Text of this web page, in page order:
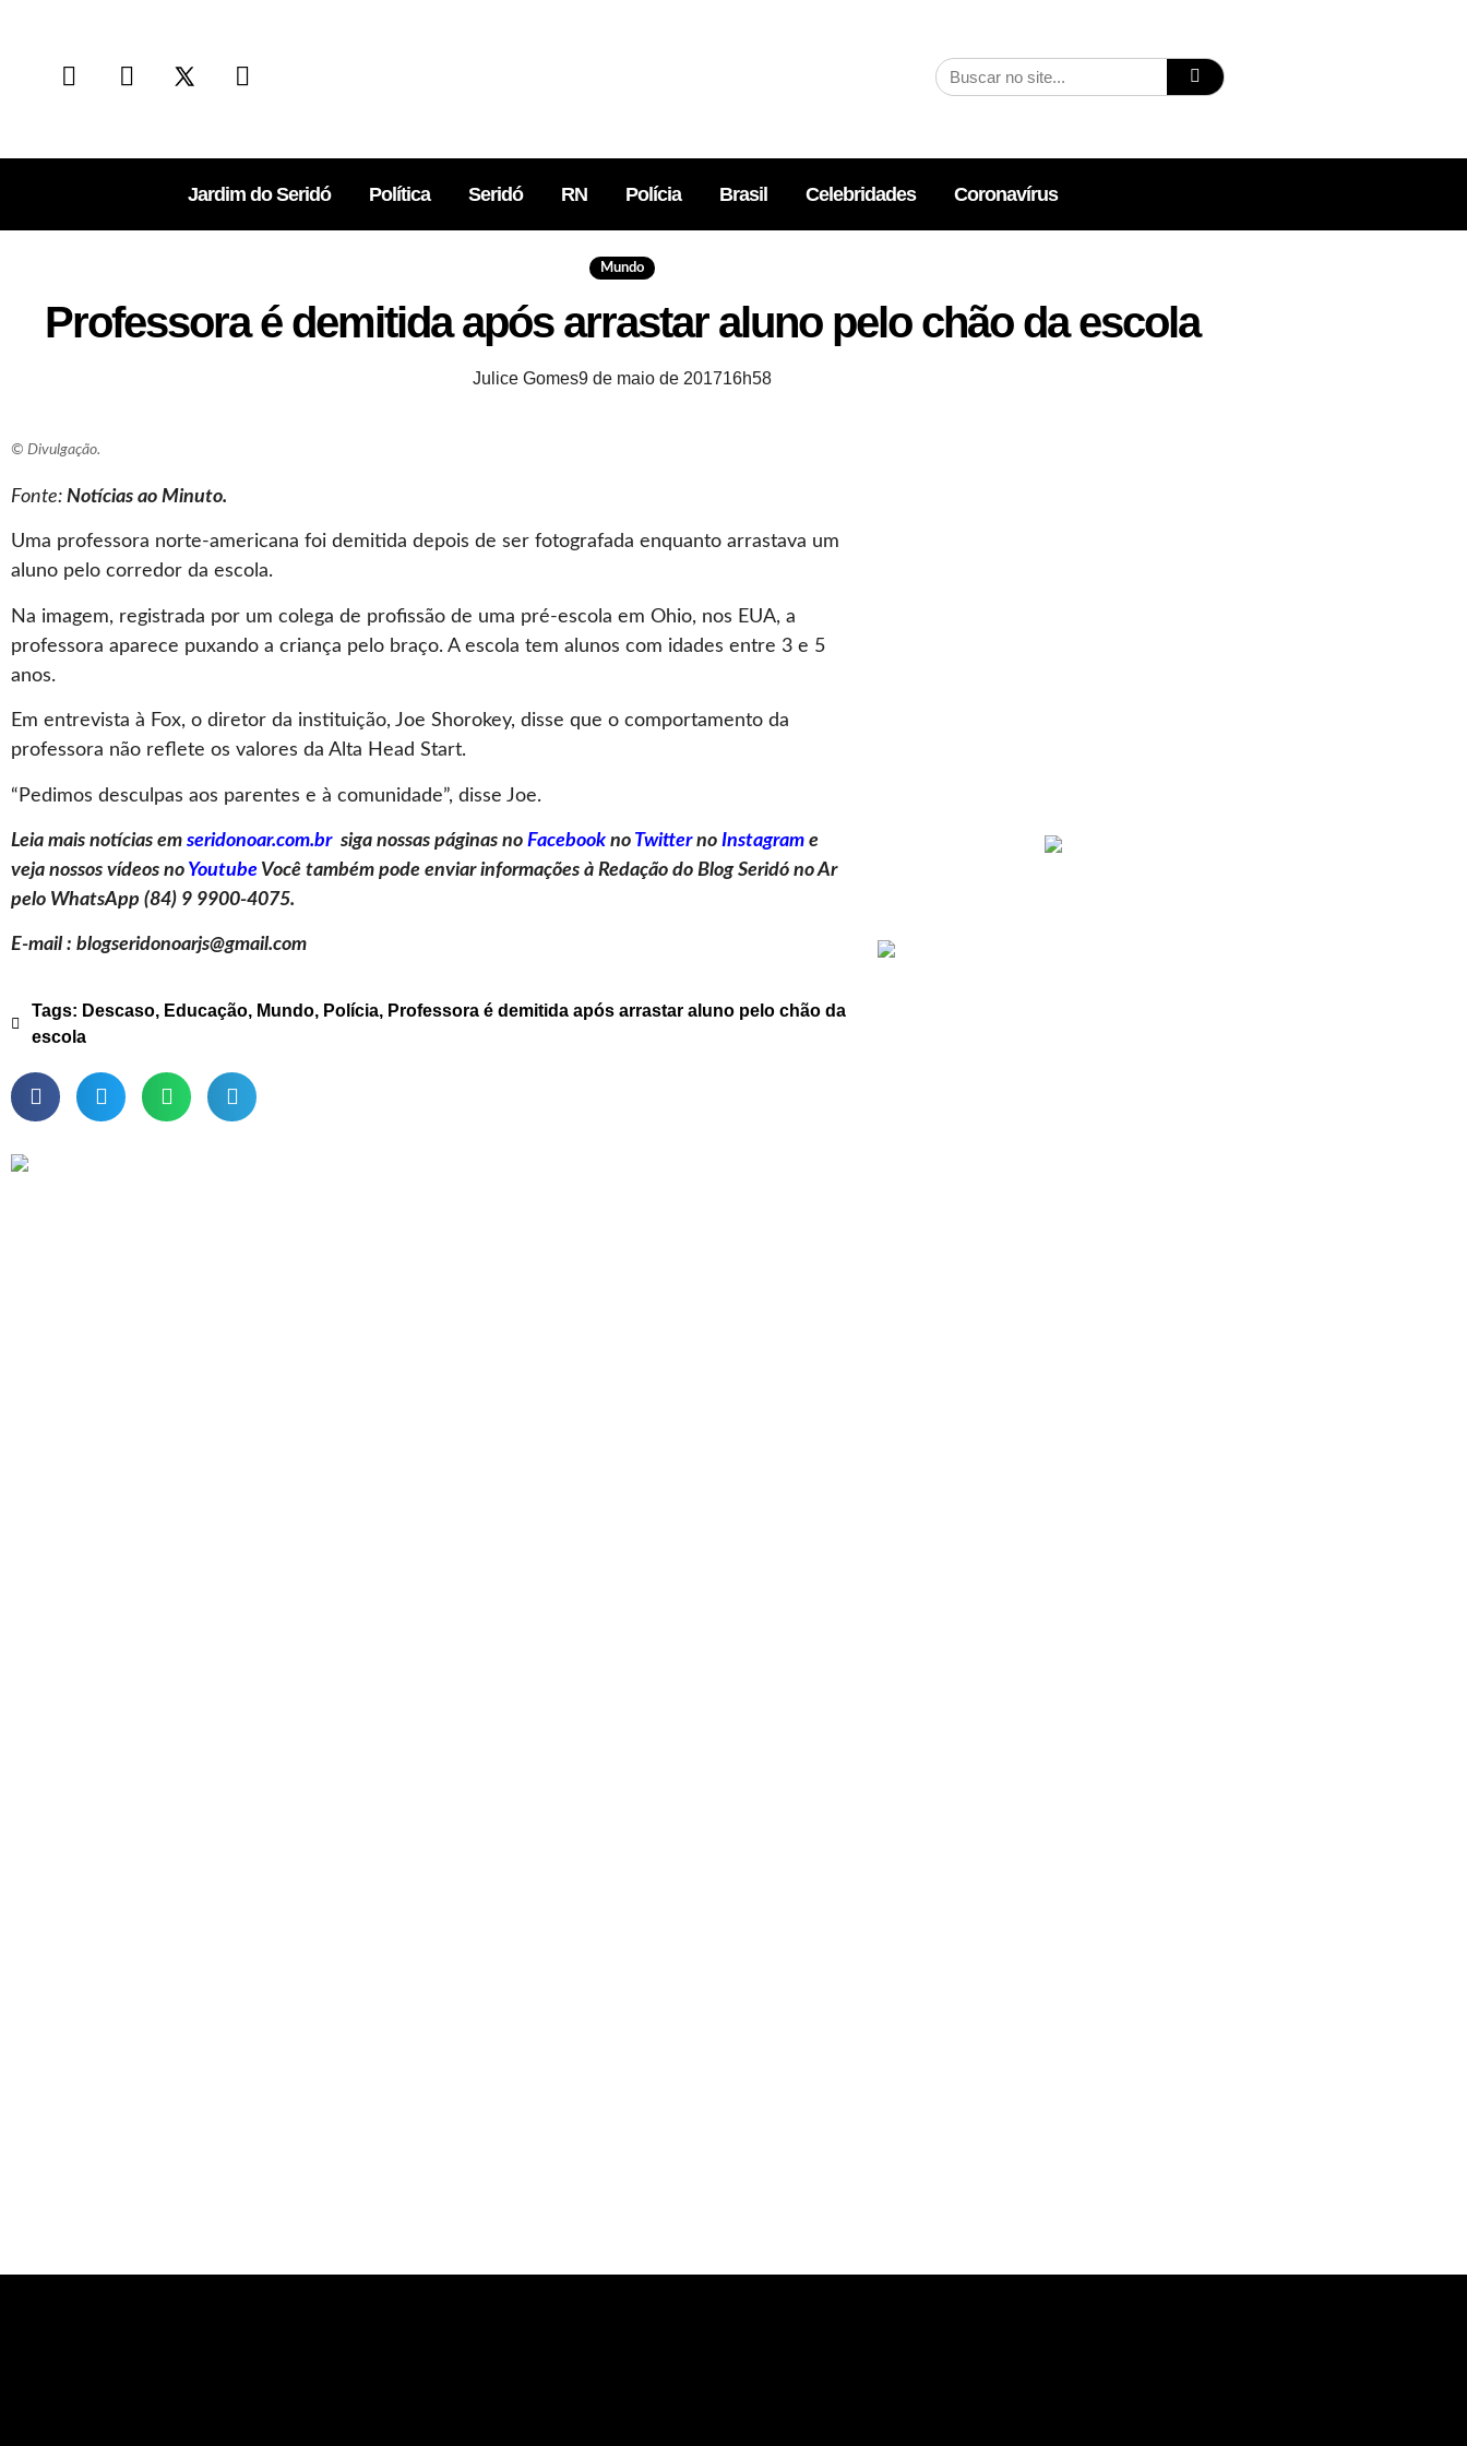
Jardim do Seridó Política Seridó RN Polícia Brasil Celebridades Coronavírus
Mundo
Professora é demitida após arrastar aluno pelo chão da escola
Julice Gomes9 de maio de 201716h58
© Divulgação.
Fonte: Notícias ao Minuto.
Uma professora norte-americana foi demitida depois de ser fotografada enquanto arrastava um
aluno pelo corredor da escola.
Na imagem, registrada por um colega de profissão de uma pré-escola em Ohio, nos EUA, a
professora aparece puxando a criança pelo braço. A escola tem alunos com idades entre 3 e 5
anos.
Em entrevista à Fox, o diretor da instituição, Joe Shorokey, disse que o comportamento da
professora não reflete os valores da Alta Head Start.
“Pedimos desculpas aos parentes e à comunidade”, disse Joe.
Leia mais notícias em seridonoar.com.brsiga nossas páginas no Facebook no Twitter no Instagram e
veja nossos vídeos no Youtube Você também pode enviar informações à Redação do Blog Seridó no Ar
pelo WhatsApp (84) 9 9900-4075.
E-mail : blogseridonoarjs@gmail.com
Tags: Descaso, Educação, Mundo, Polícia, Professora é demitida após arrastar aluno pelo chão da
escola